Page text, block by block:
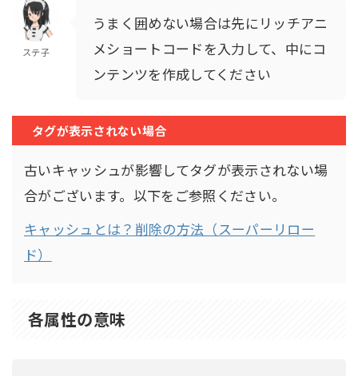
ステ子
うまく囲めない場合は先にリッチアニ
メショートコードを入力して、中にコ
ンテンツを作成してください
タグが表示されない場合
古いキャッシュが影響してタグが表示されない場
合がございます。以下をご参照ください。
キャッシュとは？削除の方法（スーパーリロー
ド）
各属性の意味